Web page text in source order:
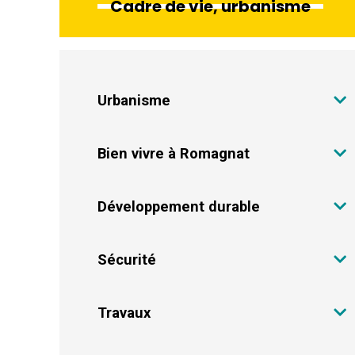
Cadre de vie, urbanisme
Urbanisme
Bien vivre à Romagnat
Développement durable
Sécurité
Travaux